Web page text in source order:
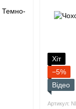
Хіт
−5%
Відео
Артикул: